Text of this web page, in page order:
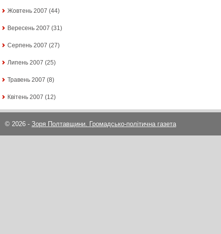
Жовтень 2007 (44)
Вересень 2007 (31)
Серпень 2007 (27)
Липень 2007 (25)
Травень 2007 (8)
Квітень 2007 (12)
© 2026 - Зоря Полтавщини. Громадсько-політична газета